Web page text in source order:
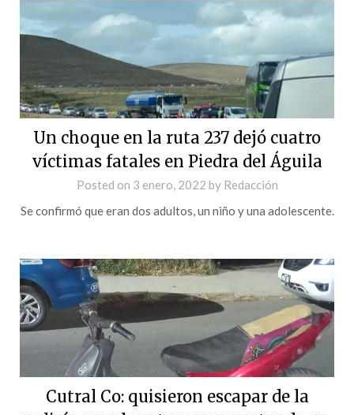
Un choque en la ruta 237 dejó cuatro
víctimas fatales en Piedra del Águila
Posted on 3 enero, 2022 by Redacción
Se confirmó que eran dos adultos, un niño y una adolescente.
Cutral Co: quisieron escapar de la